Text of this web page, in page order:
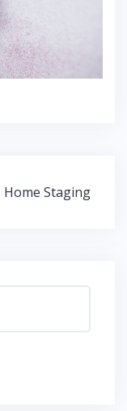
Home Staging